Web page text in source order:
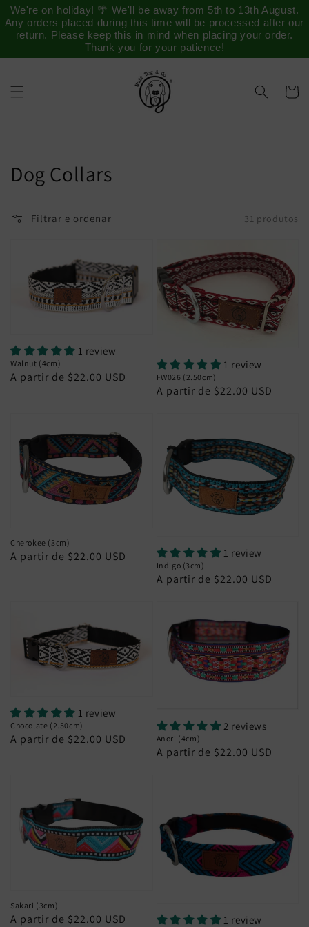
We're on holiday! 🌴 We'll be away from 5th to 13th August.
Any orders placed during this time will be processed after our
return. Please keep this in mind when placing your order.
Thank you for your patience!
para o
conteúdo
Coleção:
Dog Collars
Filtrar e ordenar 31 produtos
1 review
Walnut (4cm)
Preço
A partir de $22.00 USD
1 review
FW026 (2.50cm)
Preço
A partir de $22.00 USD
Cherokee (3cm)
Preço
A partir de $22.00 USD 1 review
Indigo (3cm)
Preço
A partir de $22.00 USD
1 review
Chocolate (2.50cm)
Preço
A partir de $22.00 USD
2 reviews
Anori (4cm)
Preço
A partir de $22.00 USD
Sakari (3cm)
Preço
A partir de $22.00 USD 1 review